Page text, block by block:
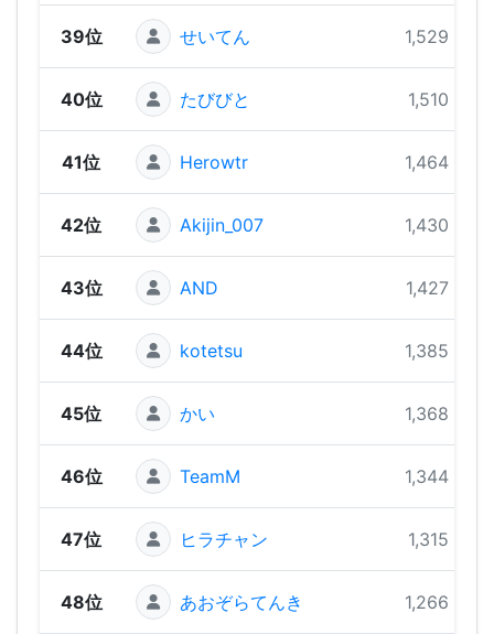
39位 せいてん 1,529 pts
40位 たびびと 1,510 pts
41位 Herowtr 1,464 pts
42位 Akijin_007 1,430 pts
43位 AND 1,427 pts
44位 kotetsu 1,385 pts
45位 かい 1,368 pts
46位 TeamM 1,344 pts
47位 ヒラチャン 1,315 pts
48位 あおぞらてんき 1,266 pts